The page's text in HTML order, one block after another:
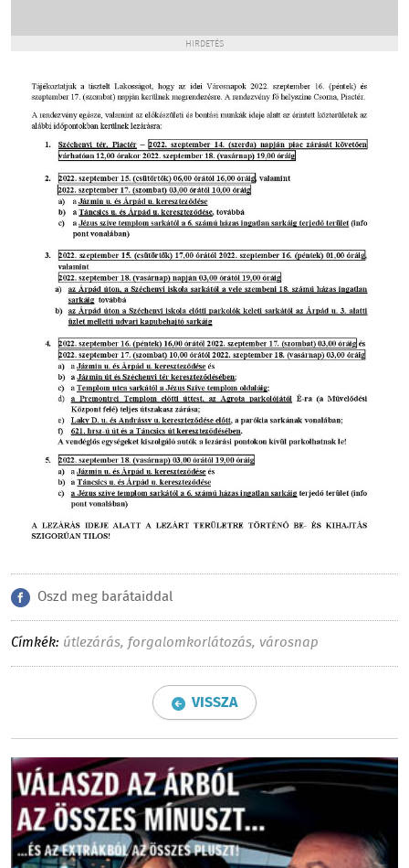
HIRDETÉS
Oszd meg barátaiddal
Címkék: útlezárás,forgalomkorlátozás, városnap
VISSZA